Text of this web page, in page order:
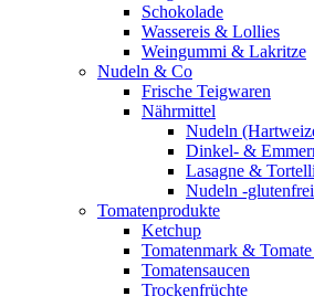
Schokolade
Wassereis & Lollies
Weingummi & Lakritze
Nudeln & Co
Frische Teigwaren
Nährmittel
Nudeln
Dinkel- &
Lasagne &
Nudeln -
Tomatenprodukte
Ketchup
Tomatenmark &
Tomatensaucen
Trockenfrüchte